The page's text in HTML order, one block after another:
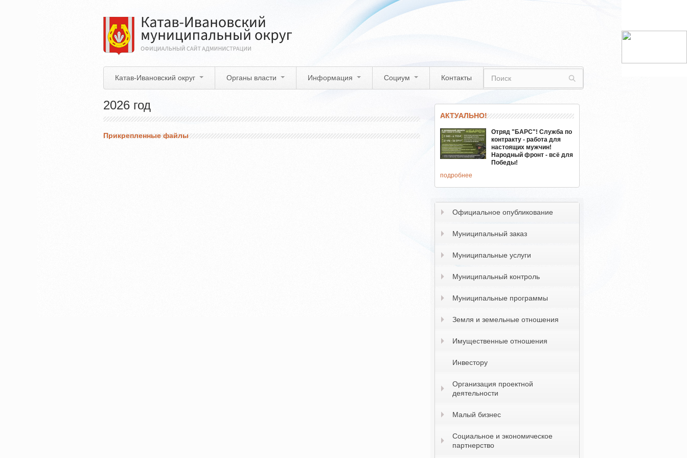
Катав-Ивановский округ Органы власти Информация Социум Контакты
2026 год
Прикрепленные файлы
АКТУАЛЬНО!
Отряд "БАРС"! Служба по
контракту - работа для
настоящих мужчин!
Народный фронт - всё для
Победы!
подробнее
Официальное опубликование
Муниципальный заказ
Муниципальные услуги
Муниципальный контроль
Муниципальные программы
Земля и земельные отношения
Имущественные отношения
Инвестору
Организация проектной
деятельности
Малый бизнес
Социальное и экономическое
партнерство